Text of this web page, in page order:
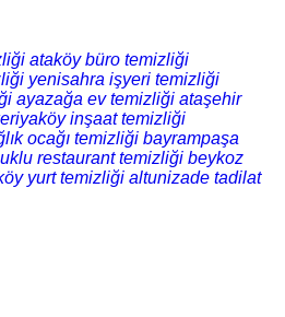
ataköy büro temizliği
yenisahra işyeri temizliği
ayazağa ev temizliği ataşehir
inşaat temizliği
ocağı temizliği bayrampaşa
restaurant temizliği beykoz
yurt temizliği altunizade tadilat